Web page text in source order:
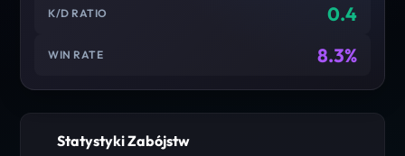
K/D RATIO 0.4
WIN RATE 8.3%
Statystyki Zabójstw